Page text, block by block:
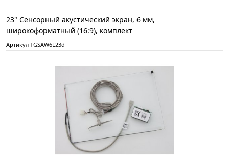
23" Сенсорный акустический экран, 6 мм,
широкоформатный (16:9), комплект
Артикул TGSAW6L23d